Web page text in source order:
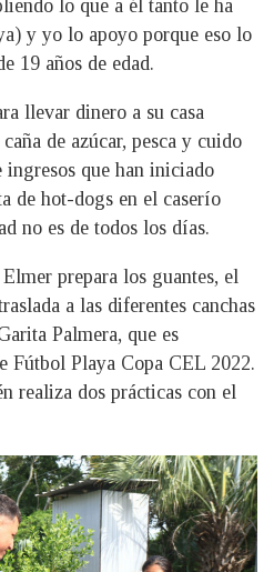
lo que a él tanto le ha
y yo lo apoyo porque eso lo
19 años de edad.
llevar dinero a su casa
de azúcar, pesca y cuido
ingresos que han iniciado
de hot-dogs en el caserío
no es de todos los días.
prepara los guantes, el
a las diferentes canchas
Palmera, que es
Fútbol Playa Copa CEL 2022.
realiza dos prácticas con el